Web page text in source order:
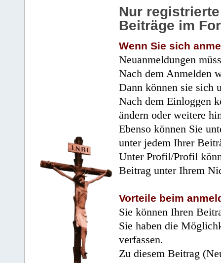
Nur
Beiträge im
Wenn Sie sich
Neuanmeldungen
Nach dem Anmelden
Dann können sie sich
Nach dem Einloggen
ändern oder weitere
Ebenso können Sie
unter jedem Ihrer
Unter Profil/Profil
Beitrag unter Ihrem
Vorteile beim
Sie können Ihren
Sie haben die
verfassen.
Zu diesem Beitrag